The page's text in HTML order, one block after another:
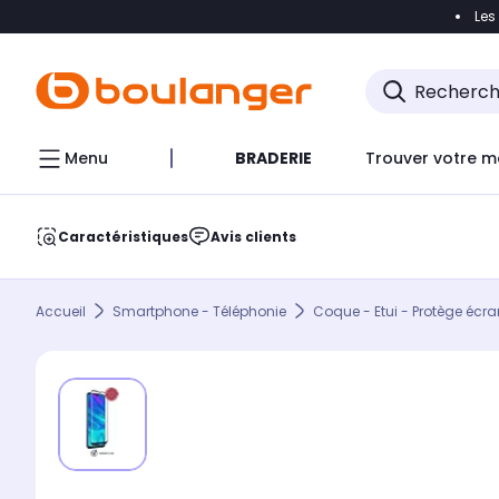
Accéder
Menu BRADERIE Trouver votre
Caractéristiques Avis clients
Accueil Smartphone - Téléphonie Coque - Etui - Protège